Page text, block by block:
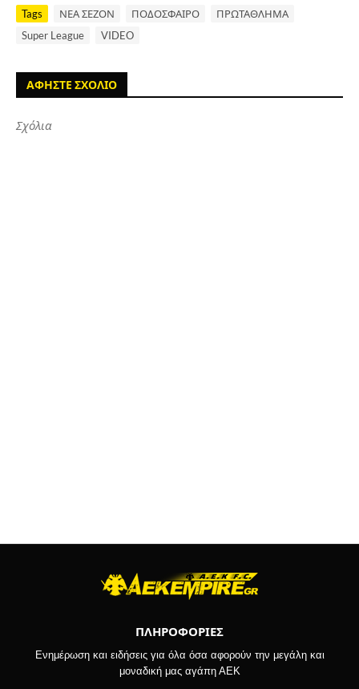
Tags ΝΕΑ ΣΕΖΟΝ ΠΟΔΟΣΦΑΙΡΟ
ΠΡΩΤΑΘΛΗΜΑ
Super League
VIDEO
ΑΦΗΣΤΕ ΣΧΟΛΙΟ
Σχόλια
ΠΛΗΡΟΦΟΡΙΕΣ
Ενημέρωση και ειδήσεις για όλα όσα αφορούν την μεγάλη και
μοναδική μας αγάπη ΑΕΚ